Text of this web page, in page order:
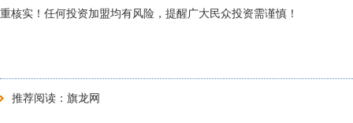
重核实！任何投资加盟均有风险，提醒广大民众投资需谨慎！
推荐阅读： 旗龙网